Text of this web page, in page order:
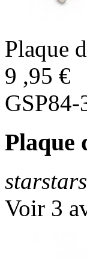
Plaque
9 ,95 €
Plaque
starstar
Voir 3